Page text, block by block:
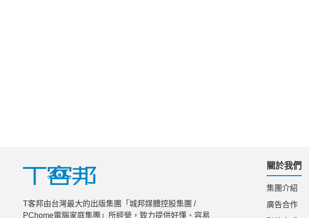
T客邦由台灣最大的出版集團「城邦媒體控股集團 /
PChome電腦家庭集團」所經營，致力提供好懂、容易
關於我們
集團介紹
廣告合作